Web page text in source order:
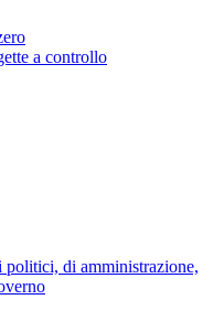
a controllo
di amministrazione,